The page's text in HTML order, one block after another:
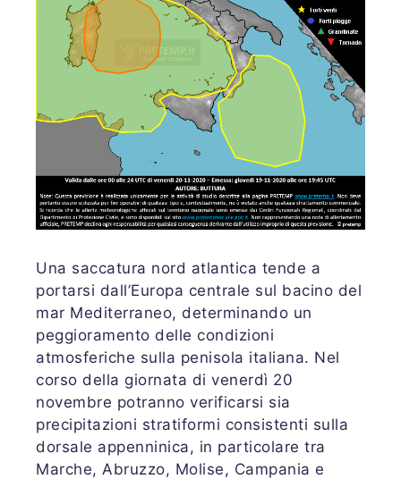
Una saccatura nord atlantica tende a
portarsi dall’Europa centrale sul bacino del
mar Mediterraneo, determinando un
peggioramento delle condizioni
atmosferiche sulla penisola italiana. Nel
corso della giornata di venerdì 20
novembre potranno verificarsi sia
precipitazioni stratiformi consistenti sulla
dorsale appenninica, in particolare tra
Marche, Abruzzo, Molise, Campania e